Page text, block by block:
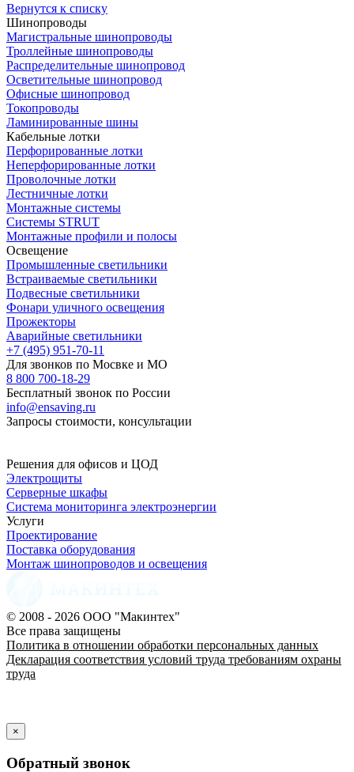
Вернутся к списку
Шинопроводы
Магистральные шинопроводы
Троллейные шинопроводы
Распределительные шинопровод
Осветительные шинопровод
Офисные шинопровод
Токопроводы
Ламинированные шины
Кабельные лотки
Перфорированные лотки
Неперфорированные лотки
Проволочные лотки
Лестничные лотки
Монтажные системы
Системы STRUT
Монтажные профили и полосы
Освещение
Промышленные светильники
Встраиваемые светильники
Подвесные светильники
Фонари уличного освещения
Прожекторы
Аварийные светильники
+7 (495) 951-70-11
Для звонков по Мосвке и МО
8 800 700-18-29
Бесплатный звонок по России
info@ensaving.ru
Запросы стоимости, консультации
Решения для офисов и ЦОД
Электрощиты
Серверные шкафы
Система мониторинга электроэнергии
Услуги
Проектирование
Поставка оборудования
Монтаж шинопроводов и освещения
© 2008 - 2026 ООО "Макинтех"
Все права защищены
Политика в отношении обработки персональных данных
Декларация соответствия условий труда требованиям охраны
труда
×
Обратный звонок